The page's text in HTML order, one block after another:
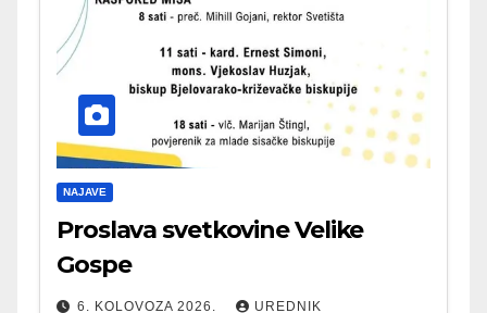
NAJAVE
Proslava svetkovine Velike
Gospe
6. KOLOVOZA 2026. UREDNIK